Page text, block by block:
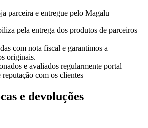
parceira e entregue pelo Magalu
pela entrega dos produtos de parceiros
com nota fiscal e garantimos a
originais.
e avaliados regularmente portal
com os clientes
e devoluções